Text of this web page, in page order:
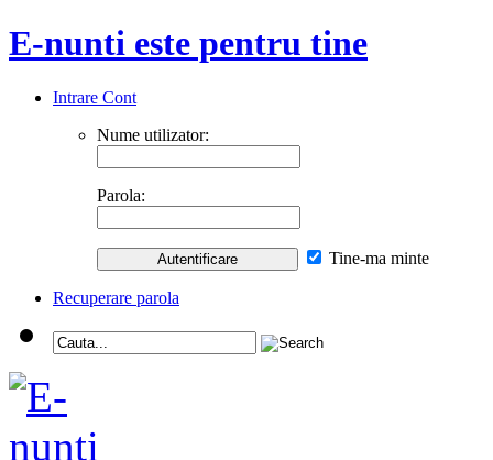
E-nunti este pentru tine
Intrare Cont
Nume utilizator:
Parola:
Tine-ma minte
Recuperare parola